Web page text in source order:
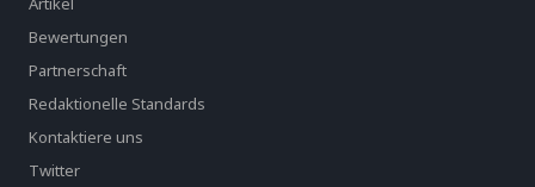
Bewertungen
Partnerschaft
Redaktionelle Standards
Kontaktiere uns
Twitter